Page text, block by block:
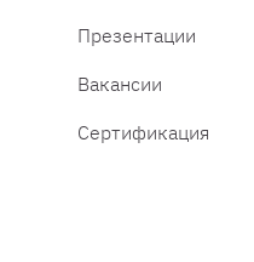
Презентации
Вакансии
Сертификация